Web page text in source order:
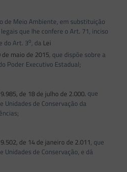
Meio Ambiente, em substituição
que lhe confere o Art. 71, inciso
e do Art. 3o, da Lei
de maio de 2015, que dispõe sobre a
Poder Executivo Estadual;
9.985, de 18 de julho de 2.000, que
de Conservação da
9.502, de 14 de janeiro de 2.011, que
de Conservação, e dá